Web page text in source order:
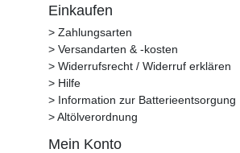
Einkaufen
> Zahlungsarten
> Versandarten & -kosten
> Widerrufsrecht / Widerruf erklären
> Hilfe
> Information zur Batterieentsorgung
> Altölverordnung
Mein Konto